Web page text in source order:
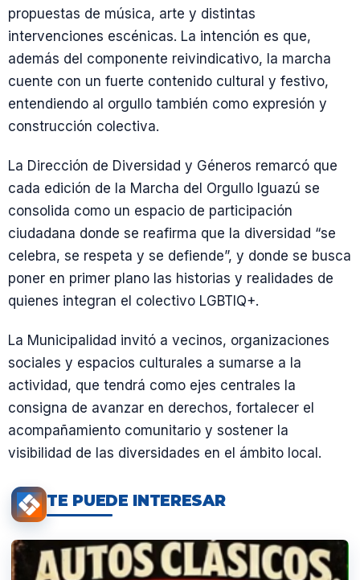
propuestas de música, arte y distintas
intervenciones escénicas. La intención es que,
además del componente reivindicativo, la marcha
cuente con un fuerte contenido cultural y festivo,
entendiendo al orgullo también como expresión y
construcción colectiva.
La Dirección de Diversidad y Géneros remarcó que
cada edición de la Marcha del Orgullo Iguazú se
consolida como un espacio de participación
ciudadana donde se reafirma que la diversidad “se
celebra, se respeta y se defiende”, y donde se busca
poner en primer plano las historias y realidades de
quienes integran el colectivo LGBTIQ+.
La Municipalidad invitó a vecinos, organizaciones
sociales y espacios culturales a sumarse a la
actividad, que tendrá como ejes centrales la
consigna de avanzar en derechos, fortalecer el
acompañamiento comunitario y sostener la
visibilidad de las diversidades en el ámbito local.
TE PUEDE INTERESAR